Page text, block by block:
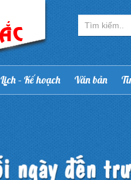
Lịch – Kế hoạch Văn bản